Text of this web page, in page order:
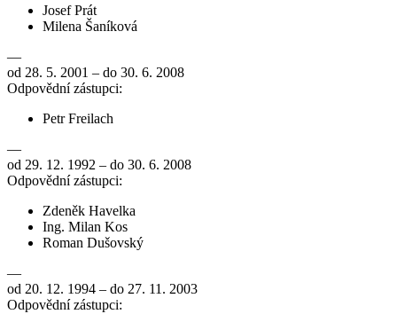
Josef Prát
Milena Šaníková
—
od 28. 5. 2001 – do 30. 6. 2008
Odpovědní zástupci:
Petr Freilach
—
od 29. 12. 1992 – do 30. 6. 2008
Odpovědní zástupci:
Zdeněk Havelka
Ing. Milan Kos
Roman Dušovský
—
od 20. 12. 1994 – do 27. 11. 2003
Odpovědní zástupci: